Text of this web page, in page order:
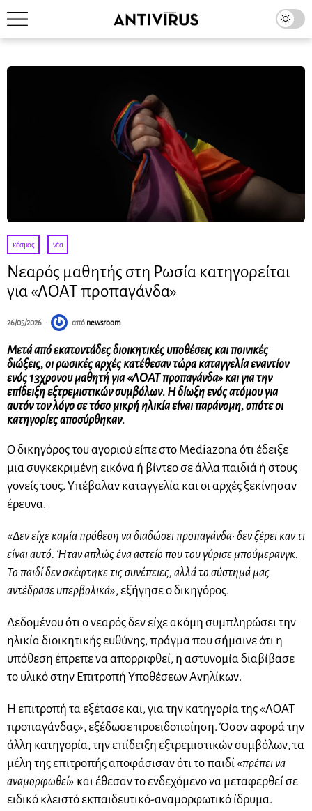
κόσμος · νέα
Νεαρός μαθητής στη Ρωσία κατηγορείται
για «ΛΟΑΤ προπαγάνδα»
26/05/2026 από newsroom
Μετά από εκατοντάδες διοικητικές υποθέσεις και ποινικές
διώξεις, οι ρωσικές αρχές κατέθεσαν τώρα καταγγελία εναντίον
ενός 13χρονου μαθητή για «ΛΟΑΤ προπαγάνδα» και για την
επίδειξη εξτρεμιστικών συμβόλων. Η δίωξη ενός ατόμου για
αυτόν τον λόγο σε τόσο μικρή ηλικία είναι παράνομη, οπότε οι
κατηγορίες αποσύρθηκαν.
Ο δικηγόρος του αγοριού είπε στο Mediazona ότι έδειξε
μια συγκεκριμένη εικόνα ή βίντεο σε άλλα παιδιά ή στους
γονείς τους. Υπέβαλαν καταγγελία και οι αρχές ξεκίνησαν
έρευνα.
«Δεν είχε καμία πρόθεση να διαδώσει προπαγάνδα· δεν ξέρει καν τι
είναι αυτό. Ήταν απλώς ένα αστείο που του γύρισε μπούμερανγκ.
Το παιδί δεν σκέφτηκε τις συνέπειες, αλλά το σύστημά μας
αντέδρασε υπερβολικά», εξήγησε ο δικηγόρος.
Δεδομένου ότι ο νεαρός δεν είχε ακόμη συμπληρώσει την
ηλικία διοικητικής ευθύνης, πράγμα που σήμαινε ότι η
υπόθεση έπρεπε να απορριφθεί, η αστυνομία διαβίβασε
το υλικό στην Επιτροπή Υποθέσεων Ανηλίκων.
Η επιτροπή τα εξέτασε και, για την κατηγορία της «ΛΟΑΤ
προπαγάνδας», εξέδωσε προειδοποίηση. Όσον αφορά την
άλλη κατηγορία, την επίδειξη εξτρεμιστικών συμβόλων, τα
μέλη της επιτροπής αποφάσισαν ότι το παιδί «πρέπει να
αναμορφωθεί» και έθεσαν το ενδεχόμενο να μεταφερθεί σε
ειδικό κλειστό εκπαιδευτικό-αναμορφωτικό ίδρυμα.